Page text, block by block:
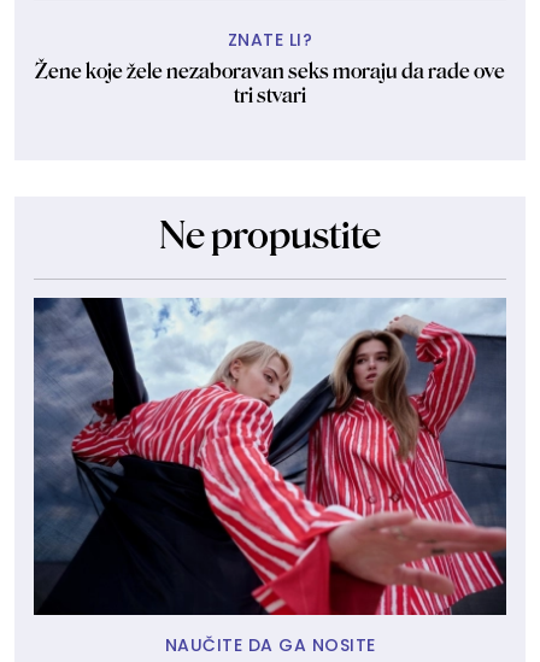
ZNATE LI?
Žene koje žele nezaboravan seks moraju da rade ove
tri stvari
Ne propustite
NAUČITE DA GA NOSITE